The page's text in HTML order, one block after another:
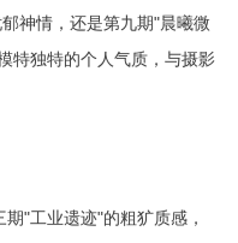
神情，还是第九期"晨曦微
特独特的个人气质，与摄影
"工业遗迹"的粗犷质感，